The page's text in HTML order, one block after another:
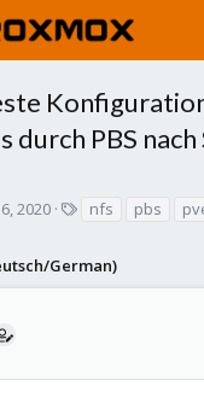
durch PBS
2020
s
nfs pbs
German)